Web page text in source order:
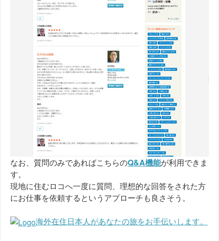
なお、質問のみであればこちらのQ&A機能が利用できま
す。
現地に住むロコへ一度に質問、理想的な回答をされた方
にお仕事を依頼するというアプローチも良さそう。
海外在住日本人があなたの旅をお手伝いします。